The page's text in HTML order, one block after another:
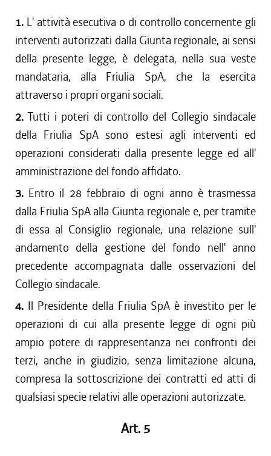
1. L' attività esecutiva o di controllo concernente gli
interventi autorizzati dalla Giunta regionale, ai sensi
della presente legge, è delegata, nella sua veste
mandataria, alla Friulia SpA, che la esercita
attraverso i propri organi sociali.
2. Tutti i poteri di controllo del Collegio sindacale
della Friulia SpA sono estesi agli interventi ed
operazioni considerati dalla presente legge ed all'
amministrazione del fondo affidato.
3. Entro il 28 febbraio di ogni anno è trasmessa
dalla Friulia SpA alla Giunta regionale e, per tramite
di essa al Consiglio regionale, una relazione sull'
andamento della gestione del fondo nell' anno
precedente accompagnata dalle osservazioni del
Collegio sindacale.
4. Il Presidente della Friulia SpA è investito per le
operazioni di cui alla presente legge di ogni più
ampio potere di rappresentanza nei confronti dei
terzi, anche in giudizio, senza limitazione alcuna,
compresa la sottoscrizione dei contratti ed atti di
qualsiasi specie relativi alle operazioni autorizzate.
Art. 5